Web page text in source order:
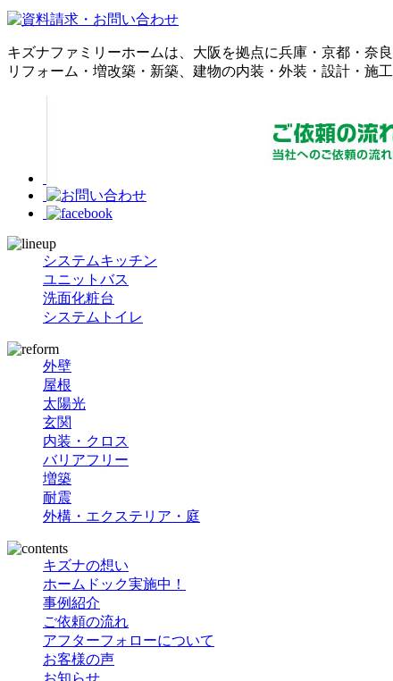
キズナファミリーホームは、大阪を拠点に兵庫・京都・奈
リフォーム・増改築・新築、建物の内装・外装・設計・施
システムキッチン
ユニットバス
洗面化粧台
システムトイレ
外壁
屋根
太陽光
玄関
内装・クロス
バリアフリー
増築
耐震
外構・エクステリア・庭
キズナの想い
ホームドック実施中！
事例紹介
ご依頼の流れ
アフターフォローについて
お客様の声
お知らせ